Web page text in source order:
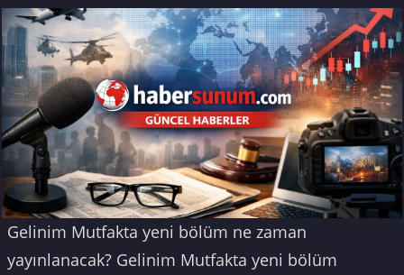
Gelinim Mutfakta yeni bölüm ne zaman
yayınlanacak? Gelinim Mutfakta yeni bölüm